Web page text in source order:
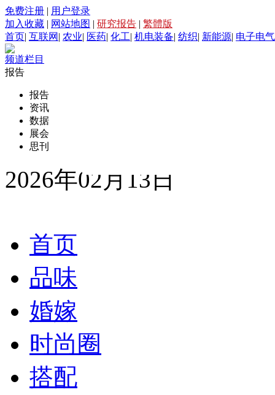
免费注册 | 用户登录
加入收藏 | 网站地图 | 研究报告 | 繁體版
首页| 互联网 | 农业| 医药| 化工| 机电装备| 纺织| 新能源| 电子电气
频道栏目
报告
报告
资讯
数据
展会
思刊
2026年02月13日
首页
品味
婚嫁
时尚圈
搭配